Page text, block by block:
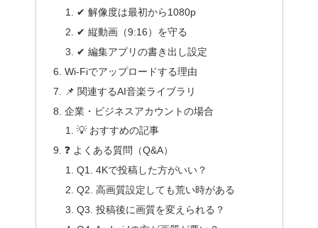
✔ 解像度は最初から1080p
✔ 縦動画（9:16）を守る
✔ 編集アプリの書き出し設定
Wi-Fiでアップロードする理由
📌 関連するAI音楽ライブラリ
企業・ビジネスアカウントの場合
💡 おすすめの記事
❓ よくある質問（Q&A）
Q1. 4Kで投稿した方がいい？
Q2. 高画質設定しても荒い時がある
Q3. 投稿後に画質を変えられる？